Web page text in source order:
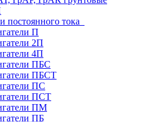
постоянного тока
П
2П
4П
ПБС
ПБСТ
ПС
ПСТ
ПМ
ПБ